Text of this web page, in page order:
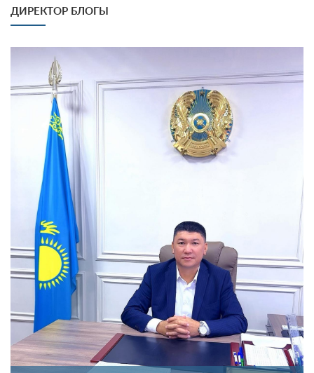
ДИРЕКТОР БЛОГЫ